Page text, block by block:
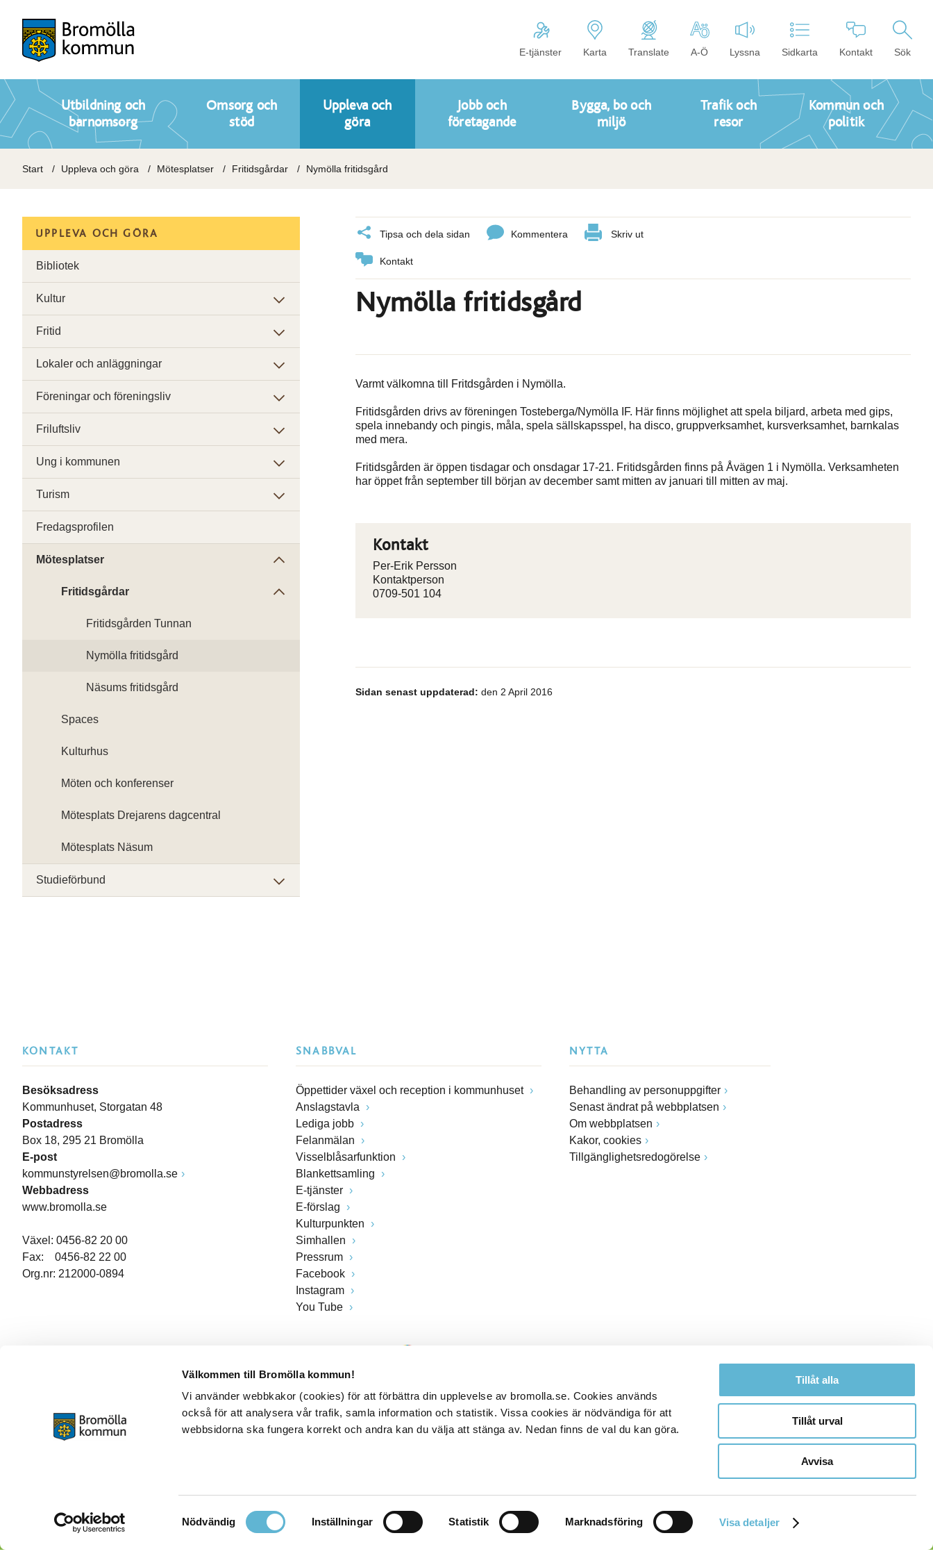
Välkommen till Bromölla kommun!
Vi använder webbkakor (cookies) för att förbättra din upplevelse av bromolla.se. Cookies används
också för att analysera vår trafik, samla information och statistik. Vissa cookies är nödvändiga för att
webbsidorna ska fungera korrekt och andra kan du välja att stänga av. Nedan finns de val du kan göra.
Samtyckesval
Nödvändig Inställningar Statistik Marknadsföring Visa detaljer
Tillåt alla
Tillåt urval
Avvisa
E-tjänster Karta Translate A-Ö Lyssna Sidkarta Kontakt Sök
Utbildning och
barnomsorg
Omsorg och
stöd
Uppleva och
göra
Jobb och
företagande
Bygga, bo och
miljö
Trafik och
resor
Kommun och
politik
Start Uppleva och göra Mötesplatser Fritidsgårdar Nymölla fritidsgård
Tipsa och dela sidan Kommentera Skriv ut
Kontakt
Nymölla fritidsgård
Varmt välkomna till Fritdsgården i Nymölla.
Fritidsgården drivs av föreningen Tosteberga/Nymölla IF. Här finns möjlighet att spela biljard, arbeta med gips,
spela innebandy och pingis, måla, spela sällskapsspel, ha disco, gruppverksamhet, kursverksamhet, barnkalas
med mera.
Fritidsgården är öppen tisdagar och onsdagar 17-21. Fritidsgården finns på Åvägen 1 i Nymölla. Verksamheten
har öppet från september till början av december samt mitten av januari till mitten av maj.
Kontakt
Per-Erik Persson
Kontaktperson
0709-501 104
Sidan senast uppdaterad: den 2 April 2016
UPPLEVA OCH GÖRA
Bibliotek
Kultur
Fritid
Lokaler och anläggningar
Föreningar och föreningsliv
Friluftsliv
Ung i kommunen
Turism
Fredagsprofilen
Mötesplatser
Fritidsgårdar
Fritidsgården Tunnan
Nymölla fritidsgård
Näsums fritidsgård
Spaces
Kulturhus
Möten och konferenser
Mötesplats Drejarens dagcentral
Mötesplats Näsum
Studieförbund
KONTAKT
Besöksadress
Kommunhuset, Storgatan 48
Postadress
Box 18, 295 21 Bromölla
E-post
kommunstyrelsen@bromolla.se
Webbadress
www.bromolla.se
Växel: 0456-82 20 00
Fax: 0456-82 22 00
Org.nr: 212000-0894
SNABBVAL
Öppettider växel och reception i kommunhuset
Anslagstavla
Lediga jobb
Felanmälan
Visselblåsarfunktion
Blankettsamling
E-tjänster
E-förslag
Kulturpunkten
Simhallen
Pressrum
Facebook
Instagram
You Tube
NYTTA
Behandling av personuppgifter
Senast ändrat på webbplatsen
Om webbplatsen
Kakor, cookies
Tillgänglighetsredogörelse